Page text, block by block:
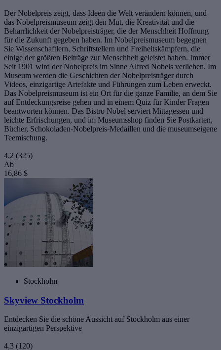
Der Nobelpreis zeigt, dass Ideen die Welt verändern können, und
das Nobelpreismuseum zeigt den Mut, die Kreativität und die
Beharrlichkeit der Nobelpreisträger, die der Menschheit Hoffnung
für die Zukunft gegeben haben. Im Nobelpreismuseum begegnen
Sie Wissenschaftlern, Schriftstellern und Freiheitskämpfern, die
einige der größten Beiträge zur Menschheit geleistet haben. Immer
Seit 1901 wird der Nobelpreis im Sinne Alfred Nobels verliehen. Im
Museum werden die Geschichten der Nobelpreisträger durch
Videos, einzigartige Artefakte und Führungen zum Leben erweckt.
Das Nobelpreismuseum ist ein Ort für die ganze Familie, an dem Sie
auf Entdeckungsreise gehen und in einem Quiz für Kinder Fragen
beantworten können. Das Bistro Nobel serviert Mittagessen und
leichte Erfrischungen, und im Museumsshop finden Sie Postkarten,
Bücher, Schokoladen-Nobelpreis-Medaillen und die museumseigene
Teemischung.
4,2 (325)
Ab
16,86 $
Stockholm
Skyview Stockholm
Entdecken Sie die schöne Aussicht auf Stockholm aus einer
einzigartigen Perspektive
4,3 (120)